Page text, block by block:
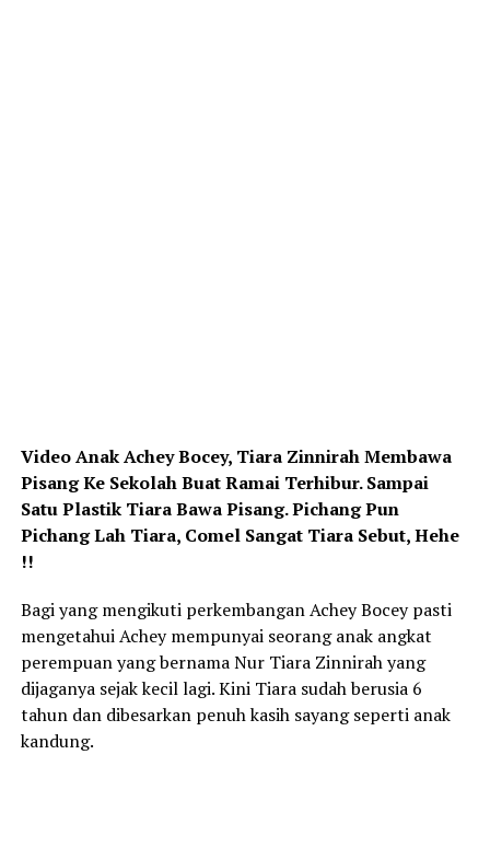
Video Anak Achey Bocey, Tiara Zinnirah Membawa
Pisang Ke Sekolah Buat Ramai Terhibur. Sampai
Satu Plastik Tiara Bawa Pisang. Pichang Pun
Pichang Lah Tiara, Comel Sangat Tiara Sebut, Hehe
!!
Bagi yang mengikuti perkembangan Achey Bocey pasti
mengetahui Achey mempunyai seorang anak angkat
perempuan yang bernama Nur Tiara Zinnirah yang
dijaganya sejak kecil lagi. Kini Tiara sudah berusia 6
tahun dan dibesarkan penuh kasih sayang seperti anak
kandung.